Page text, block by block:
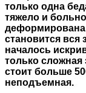
только одна
тяжело и
деформирована
становится вся
началось
только сложная
стоит больше
неподъемная.